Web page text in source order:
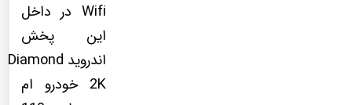
Wifi در داخل
این پخش
اندروید Diamond
2K خودرو ام